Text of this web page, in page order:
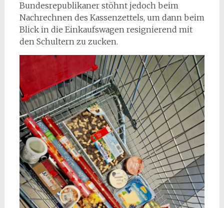
Bundesrepublikaner stöhnt jedoch beim
Nachrechnen des Kassenzettels, um dann beim
Blick in die Einkaufswagen resignierend mit
den Schultern zu zucken.